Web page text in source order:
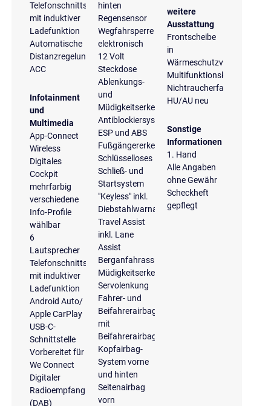
Telefonschnittstelle
mit induktiver
Ladefunktion
Automatische
Distanzregelung
ACC
Infotainment
und
Multimedia
App-Connect
Wireless
Digitales
Cockpit
mehrfarbig
verschiedene
Info-Profile
wählbar
6
Lautsprecher
Telefonschnittstelle
mit induktiver
Ladefunktion
Android Auto/
Apple CarPlay
USB-C-
Schnittstelle
Vorbereitet für
We Connect
Digitaler
Radioempfang
(DAB)
hinten
Regensensor
Wegfahrsperre
elektronisch
12 Volt
Steckdose
Ablenkungs-
und
Müdigkeitserkennung
Antiblockiersystem
ESP und ABS
Fußgängererkennung
Schlüsselloses
Schließ- und
Startsystem
"Keyless" inkl.
Diebstahlwarnanlage
Travel Assist
inkl. Lane
Assist
Berganfahrassistent
Müdigkeitserkennung
Servolenkung
Fahrer- und
Beifahrerairbag
mit
Beifahrerairbagdeaktivierung
Kopfairbag-
System vorne
und hinten
Seitenairbag
vorn
weitere
Ausstattung
Frontscheibe
in
Wärmeschutzverglasung
Multifunktionskamera
Nichtraucherfahrzeug
HU/AU neu
Sonstige
Informationen
1. Hand
Alle Angaben
ohne Gewähr
Scheckheft
gepflegt